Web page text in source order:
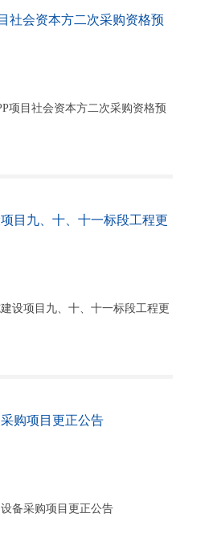
社会资本方二次采购资格预
项目社会资本方二次采购资格预
目九、十、十一标段工程更
设项目九、十、十一标段工程更
购项目更正公告
备采购项目更正公告